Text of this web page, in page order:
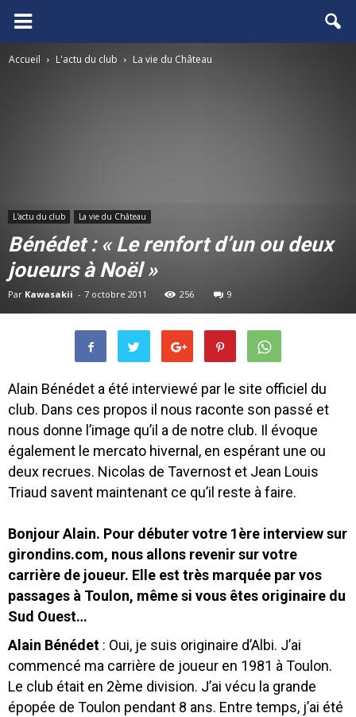
FCGB.net
Accueil L'actu du club La vie du Château
L'actu du club La vie du Château
Bénédet : « Le renfort d’un ou deux
joueurs à Noël »
Par Kawasakii - 7 octobre 2011 256 9
Alain Bénédet a été interviewé par le site officiel du
club. Dans ces propos il nous raconte son passé et
nous donne l’image qu’il a de notre club. Il évoque
également le mercato hivernal, en espérant une ou
deux recrues. Nicolas de Tavernost et Jean Louis
Triaud savent maintenant ce qu’il reste à faire.
Bonjour Alain. Pour débuter votre 1ère interview sur
girondins.com, nous allons revenir sur votre
carrière de joueur. Elle est très marquée par vos
passages à Toulon, même si vous êtes originaire du
Sud Ouest…
Alain Bénédet : Oui, je suis originaire d’Albi. J’ai
commencé ma carrière de joueur en 1981 à Toulon.
Le club était en 2ème division. J’ai vécu la grande
épopée de Toulon pendant 8 ans. Entre temps, j’ai été